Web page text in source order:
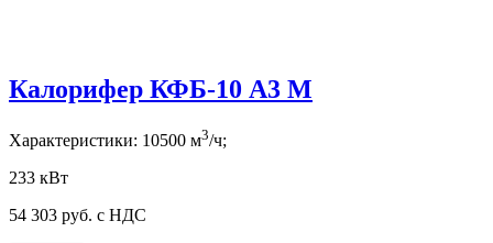
Калорифер КФБ-10 А3 М
Характеристики: 10500 м3/ч;
233 кВт
54 303 руб. с НДС